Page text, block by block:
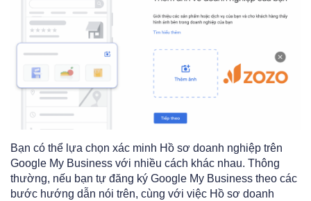
Bạn có thể lựa chọn xác minh Hồ sơ doanh nghiệp trên
Google My Business với nhiều cách khác nhau. Thông
thường, nếu bạn tự đăng ký Google My Business theo các
bước hướng dẫn nói trên, cùng với việc Hồ sơ doanh